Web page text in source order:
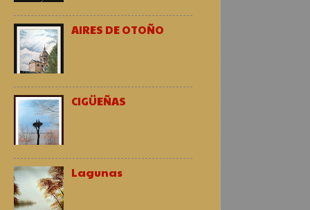
AIRES DE OTOÑO
CIGÜEÑAS
Lagunas